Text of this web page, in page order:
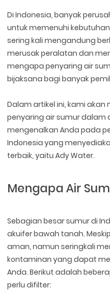
Di Indonesia, banyak
untuk memenuhi
sering kali mengandung
merusak peralatan dan
mengapa penyaring air
bijaksana bagi banyak
Dalam artikel ini, kami
penyaring air sumur dalam
mengenalkan Anda pada
Indonesia yang
terbaik, yaitu Ady Water.
Mengapa Air
Sebagian besar sumur di
akuifer bawah tanah.
aman, namun seringkali
kontaminan yang dapat
Anda. Berikut adalah
perlu difilter: